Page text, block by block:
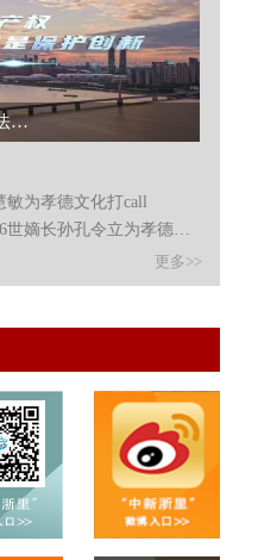
《“专新智治”——杭州法院的知识产权保护之旅》专题片上线...
为孝德文化打call
夫孝，德之本也！孔子第76世嫡长孙孔令立为孝德文化打call
更多>>